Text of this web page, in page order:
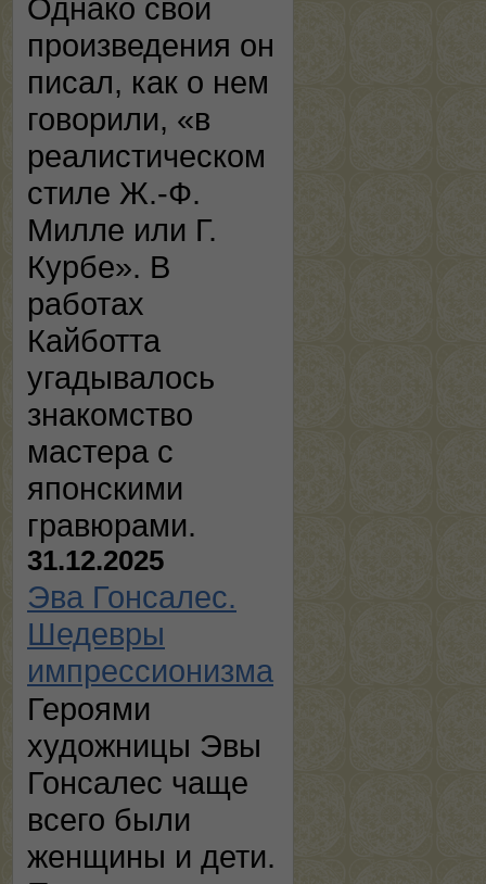
Однако свои
произведения он
писал, как о нем
говорили, «в
реалистическом
стиле Ж.-Ф.
Милле или Г.
Курбе». В
работах
Кайботта
угадывалось
знакомство
мастера с
японскими
гравюрами.
31.12.2025
Эва Гонсалес.
Шедевры
импрессионизма
Героями
художницы Эвы
Гонсалес чаще
всего были
женщины и дети.